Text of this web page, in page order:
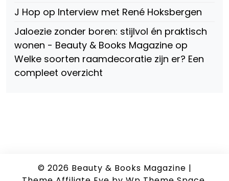
J Hop op Interview met René Hoksbergen
Jaloezie zonder boren: stijlvol én praktisch
wonen - Beauty & Books Magazine op
Welke soorten raamdecoratie zijn er? Een
compleet overzicht
© 2026 Beauty & Books Magazine |